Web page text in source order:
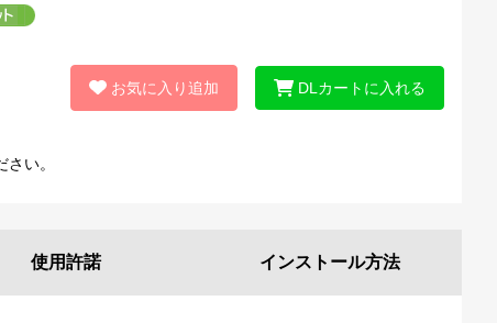
お気に入り追加 DLカートに入れる
さい。
使用許諾 インストール方法